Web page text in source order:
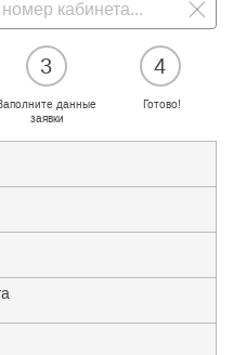
3
данные
заявки
4
Готово!